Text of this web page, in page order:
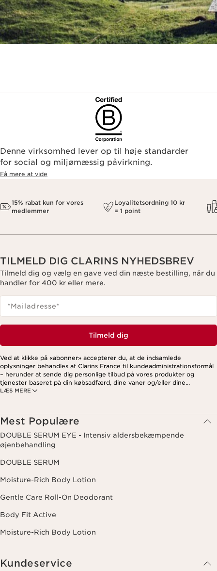
Denne virksomhed lever op til høje standarder
for social og miljømæssig påvirkning.
Få mere at vide
15% rabat kun for vores
medlemmer
Loyalitetsordning 10 kr
= 1 point
TILMELD DIG CLARINS NYHEDSBREV
Tilmeld dig og vælg en gave ved din næste bestilling, når du
handler for 400 kr eller mere.
*Mailadresse*
Tilmeld dig
LÆS MERE
Ved at klikke på «abonner» accepterer du, at de indsamlede
oplysninger behandles af Clarins France til kundeadministrationsformål
– herunder at sende dig personlige tilbud på vores produkter og
tjenester baseret på din købsadfærd, dine vaner og/eller dine
interesser. Dette kan også omfatte visning på sociale medier og
nyhedsbrev. For mere information om, hvordan vi håndterer dine data
og dine rettigheder, se venligst vores
Mest Populære
DOUBLE SERUM EYE - Intensiv aldersbekæmpende
øjenbehandling
DOUBLE SERUM
Moisture-Rich Body Lotion
Gentle Care Roll-On Deodorant
Body Fit Active
Moisture-Rich Body Lotion
Kundeservice